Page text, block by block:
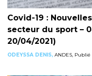
Covid-19 :
secteur du sport –
20/04/2021)
ODEYSSA DENIS, ANDES, Publié